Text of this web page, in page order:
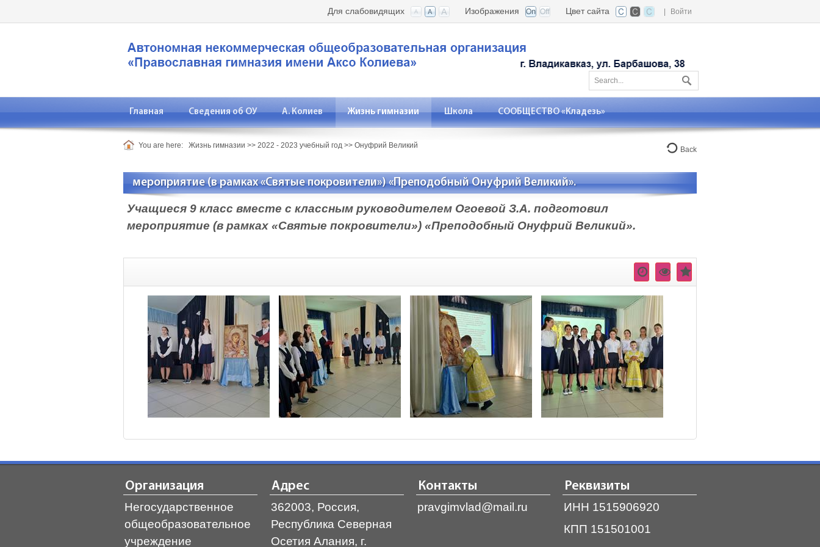
Войти
Цвет сайта
Изображения
Для слабовидящих
Главная Сведения об ОУ А. Колиев Жизнь гимназии Школа СООБЩЕСТВО «Кладезь»
You are here: Жизнь гимназии >> 2022 - 2023 учебный год >> Онуфрий Великий Back
мероприятие (в рамках «Святые покровители») «Преподобный Онуфрий Великий».
Учащиеся 9 класс вместе с классным руководителем Огоевой З.А. подготовил
мероприятие (в рамках «Святые покровители») «Преподобный Онуфрий Великий».
Организация
Негосударственное
общеобразовательное
учреждение
Адрес
362003, Россия,
Республика Северная
Осетия Алания, г.
Контакты
pravgimvlad@mail.ru
Реквизиты
ИНН 1515906920
КПП 151501001